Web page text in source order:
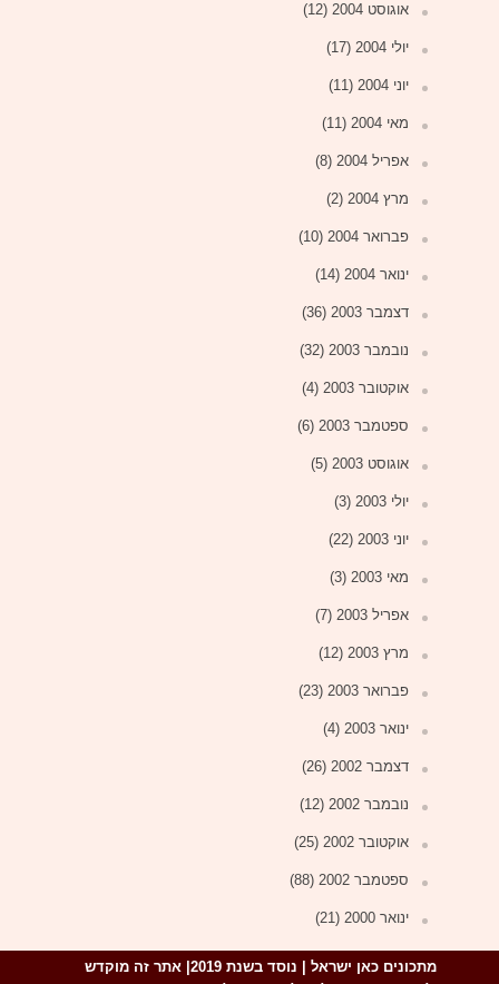
אוגוסט 2004 (12)
יולי 2004 (17)
יוני 2004 (11)
מאי 2004 (11)
אפריל 2004 (8)
מרץ 2004 (2)
פברואר 2004 (10)
ינואר 2004 (14)
דצמבר 2003 (36)
נובמבר 2003 (32)
אוקטובר 2003 (4)
ספטמבר 2003 (6)
אוגוסט 2003 (5)
יולי 2003 (3)
יוני 2003 (22)
מאי 2003 (3)
אפריל 2003 (7)
מרץ 2003 (12)
פברואר 2003 (23)
ינואר 2003 (4)
דצמבר 2002 (26)
נובמבר 2002 (12)
אוקטובר 2002 (25)
ספטמבר 2002 (88)
ינואר 2000 (21)
מתכונים כאן ישראל | נוסד בשנת 2019| אתר זה מוקדש